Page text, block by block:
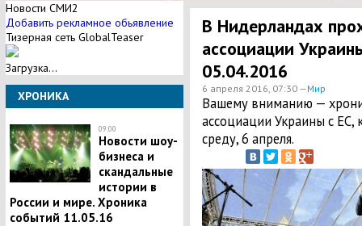
Новости СМИ2
Добавить рекламное обьявление
Тизерная сеть GlobalTeaser
Загрузка...
ХРОНИКА
09:00
Новости шоу-
бизнеса и
скандальные
истории в
России и мире. Хроника
событий 11.05.16
В Нидерландах
ассоциации
05.04.2016
6 апреля 2016, 07:30 —Мир
Вашему вниманию —
ассоциации Украины с
среду, 6 апреля.